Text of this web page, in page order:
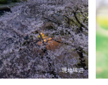
現地周辺